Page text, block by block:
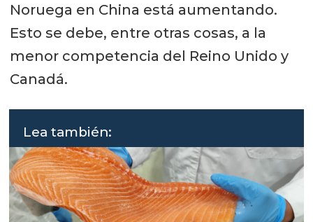
Noruega en China está aumentando.
Esto se debe, entre otras cosas, a la
menor competencia del Reino Unido y
Canadá.
Lea también: